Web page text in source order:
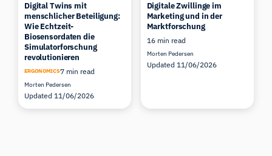
Digital Twins mit
menschlicher Beteiligung:
Wie Echtzeit-
Biosensordaten die
Simulatorforschung
revolutionieren
ERGONOMICS7 min read
Morten Pedersen
Updated 11/06/2026
Digitale Zwillinge im
Marketing und in der
Marktforschung
16 min read
Morten Pedersen
Updated 11/06/2026